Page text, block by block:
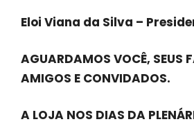
Eloi Viana da Silva –
AGUARDAMOS VOCÊ, SEUS
AMIGOS E CONVIDADOS.
A LOJA NOS DIAS DA